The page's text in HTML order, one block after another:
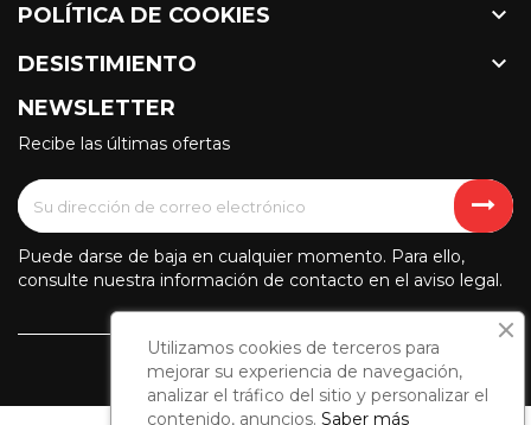
POLÍTICA DE COOKIES 
DESISTIMIENTO 
NEWSLETTER
Recibe las últimas ofertas
Puede darse de baja en cualquier momento. Para ello,
consulte nuestra información de contacto en el aviso legal.
Utilizamos cookies de terceros para
mejorar su experiencia de navegación,
analizar el tráfico del sitio y personalizar el
contenido, anuncios. Saber más